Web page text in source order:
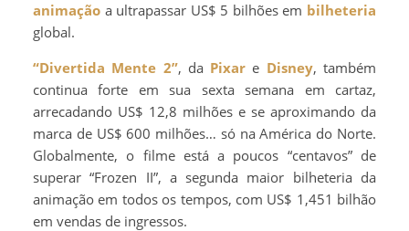
animação a ultrapassar US$ 5 bilhões em bilheteria
global.
“Divertida Mente 2”, da Pixar e Disney, também
continua forte em sua sexta semana em cartaz,
arrecadando US$ 12,8 milhões e se aproximando da
marca de US$ 600 milhões… só na América do Norte.
Globalmente, o filme está a poucos “centavos” de
superar “Frozen II”, a segunda maior bilheteria da
animação em todos os tempos, com US$ 1,451 bilhão
em vendas de ingressos.